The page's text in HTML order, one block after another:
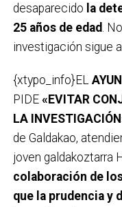
desaparecido la
25 años de edad .
investigación sigue
{xtypo_info}EL
PIDE «EVITAR
LA
de Galdakao,
joven galdakoztarra
colaboración de
que la prudencia y